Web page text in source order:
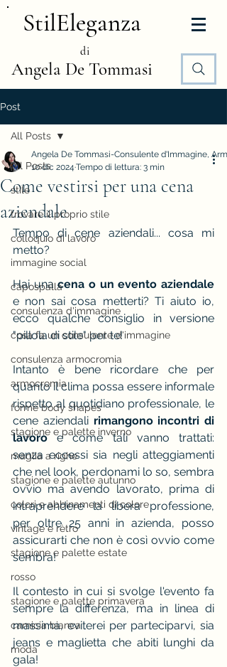
StilEleganza
di
Angela De Tommasi
Post
All Posts
stile
trovare il proprio stile
colloquio di lavoro
immagine social
capospalla
consulenza d'immagine
cosa fa un consulente d'immagine
consulenza armocromia
armocromia
forme body shapes
stagione e palette inverno
maglia a righe
stagione e palette autunno
colori e abbinamenti di colore
vintage e rètro
stagione e palette estate
rosso
stagione e palette primavera
camicia bianca
moda
All Posts
Come vestirsi per una cena
aziendale
Angela De Tommasi-Consulente d'Immagine,
10 dic 2024 Tempo di lettura: 3 min
Tempo di cene aziendali... cosa mi
metto?
Hai una cena o un evento aziendale
e non sai cosa metterti? Ti aiuto io,
ecco qualche consiglio in versione
"pillola di stile" per te!
Intanto è bene ricordare che per
quanto il clima possa essere informale
rispetto al quotidiano professionale, le
cene aziendali rimangono incontri di
lavoro e come tali vanno trattati:
senza eccessi sia negli atteggiamenti
che nel look, perdonami lo so, sembra
ovvio ma avendo lavorato, prima di
intraprendere la libera professione,
per oltre 25 anni in azienda, posso
assicurarti che non è così ovvio come
sembra!
Il contesto in cui si svolge l'evento fa
sempre la differenza, ma in linea di
massima, eviterei per parteciparvi, sia
jeans e maglietta che abiti lunghi da
gala!